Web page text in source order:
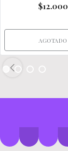
$12.000
AGOTADO